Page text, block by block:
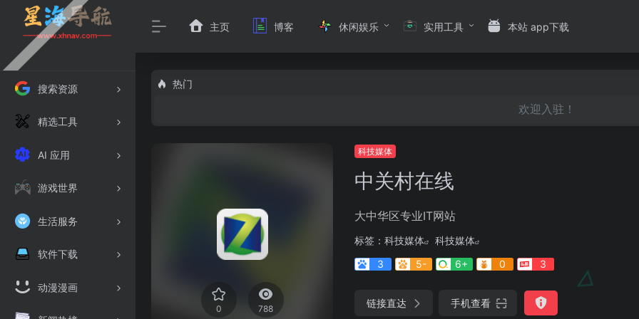
搜索资源
精选工具
AI 应用
游戏世界
生活服务
软件下载
动漫漫画
主页 博客 休闲娱乐 实用工具 本站 app下载
热门
欢迎入驻！
0 788
科技媒体
中关村在线
大中华区专业IT网站
标签： 科技媒体
科技媒体
3
5- 6+ 0 3
链接直达 手机查看